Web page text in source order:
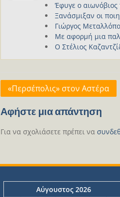
Έφυγε ο
Ξανάσμιξαν οι
Γιώργος
Με αφορμή μια
Ο Στέλιος
Πλοήγηση
«Περσέπολις» στον Αστέρα
Αφήστε μια απάντηση
Για να σχολιάσετε πρέπει να
Αύγουστος 2026